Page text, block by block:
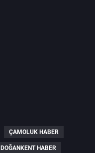
ÇAMOLUK HABER
DOĞANKENT HABER